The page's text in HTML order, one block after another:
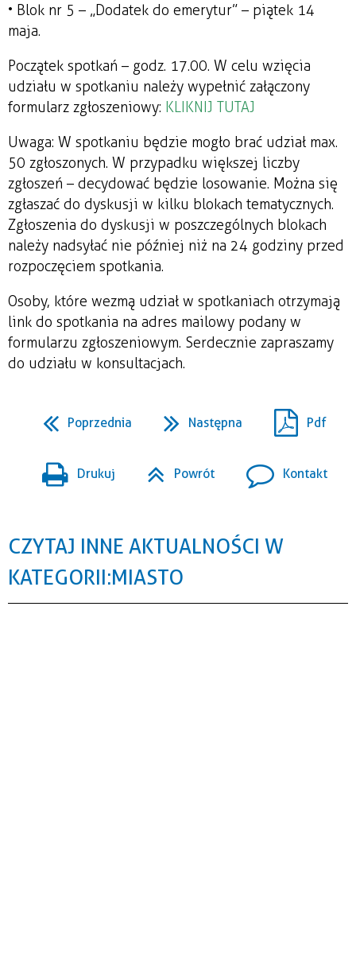
• Blok nr 5 – „Dodatek do emerytur” – piątek 14
maja.
Początek spotkań – godz. 17.00. W celu wzięcia
udziału w spotkaniu należy wypełnić załączony
formularz zgłoszeniowy: KLIKNIJ TUTAJ
Uwaga: W spotkaniu będzie mogło brać udział max.
50 zgłoszonych. W przypadku większej liczby
zgłoszeń – decydować będzie losowanie. Można się
zgłaszać do dyskusji w kilku blokach tematycznych.
Zgłoszenia do dyskusji w poszczególnych blokach
należy nadsyłać nie później niż na 24 godziny przed
rozpoczęciem spotkania.
Osoby, które wezmą udział w spotkaniach otrzymają
link do spotkania na adres mailowy podany w
formularzu zgłoszeniowym. Serdecznie zapraszamy
do udziału w konsultacjach.
Poprzednia Następna Pdf
Drukuj Powrót Kontakt
CZYTAJ INNE AKTUALNOŚCI W
KATEGORII: MIASTO